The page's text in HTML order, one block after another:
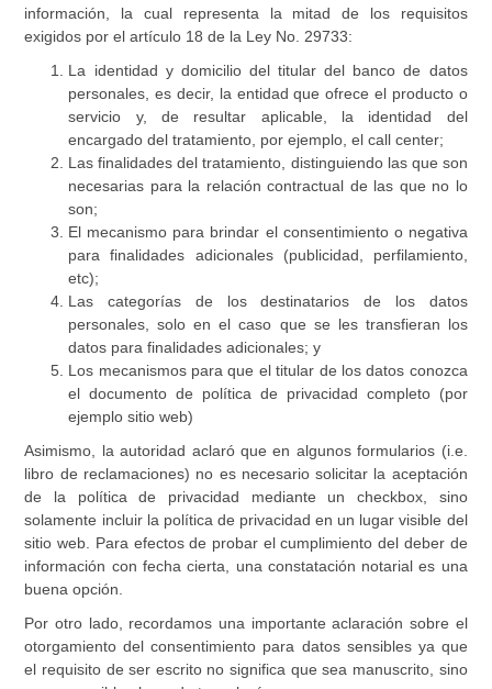
información, la cual representa la mitad de los requisitos
exigidos por el artículo 18 de la Ley No. 29733:
La identidad y domicilio del titular del banco de datos
personales, es decir, la entidad que ofrece el producto o
servicio y, de resultar aplicable, la identidad del
encargado del tratamiento, por ejemplo, el call center;
Las finalidades del tratamiento, distinguiendo las que son
necesarias para la relación contractual de las que no lo
son;
El mecanismo para brindar el consentimiento o negativa
para finalidades adicionales (publicidad, perfilamiento,
etc);
Las categorías de los destinatarios de los datos
personales, solo en el caso que se les transfieran los
datos para finalidades adicionales; y
Los mecanismos para que el titular de los datos conozca
el documento de política de privacidad completo (por
ejemplo sitio web)
Asimismo, la autoridad aclaró que en algunos formularios (i.e.
libro de reclamaciones) no es necesario solicitar la aceptación
de la política de privacidad mediante un checkbox, sino
solamente incluir la política de privacidad en un lugar visible del
sitio web. Para efectos de probar el cumplimiento del deber de
información con fecha cierta, una constatación notarial es una
buena opción.
Por otro lado, recordamos una importante aclaración sobre el
otorgamiento del consentimiento para datos sensibles ya que
el requisito de ser escrito no significa que sea manuscrito, sino